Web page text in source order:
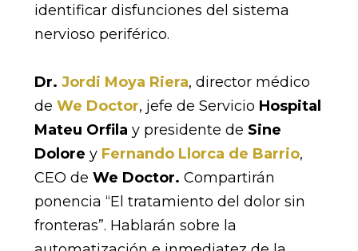
identificar disfunciones del sistema
nervioso periférico.
Dr. Jordi Moya Riera, director médico
de We Doctor, jefe de Servicio Hospital
Mateu Orfila y presidente de Sine
Dolore y Fernando Llorca de Barrio,
CEO de We Doctor. Compartirán
ponencia “El tratamiento del dolor sin
fronteras”. Hablarán sobre la